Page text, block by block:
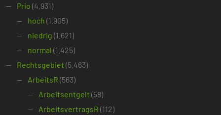
Prio (4.931)
hoch (1.905)
niedrig (1.621)
normal (1.425)
Rechtsgebiet (5.463)
ArbeitsR (563)
Arbeitsentgelt (58)
ArbeitsvertragsR (112)